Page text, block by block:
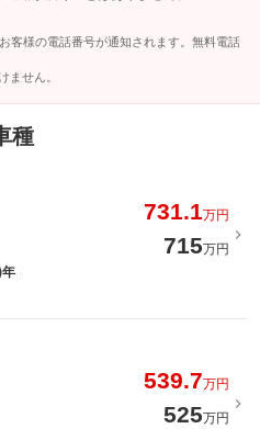
客様の電話番号が通知されます。無料電話
ません。
種
731.1万円
715万円
539.7万円
525万円